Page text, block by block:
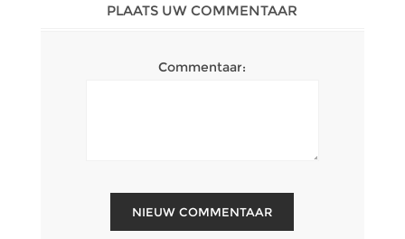
PLAATS UW COMMENTAAR
Commentaar: